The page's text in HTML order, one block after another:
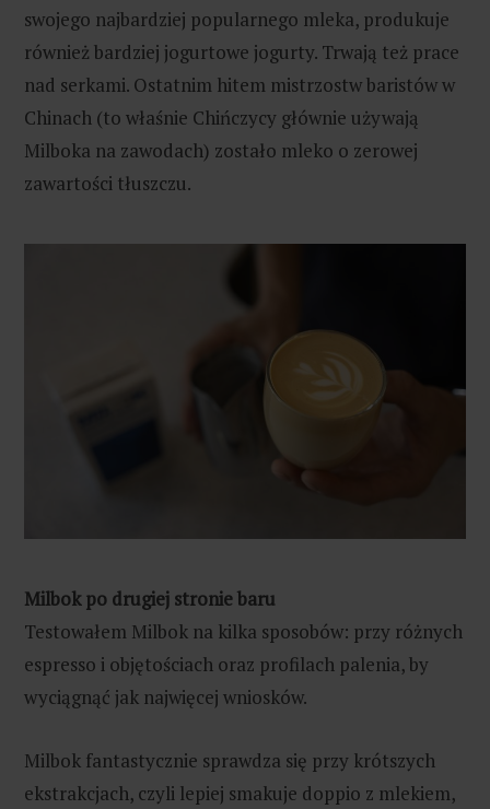
swojego najbardziej popularnego mleka, produkuje
również bardziej jogurtowe jogurty. Trwają też prace
nad serkami. Ostatnim hitem mistrzostw baristów w
Chinach (to właśnie Chińczycy głównie używają
Milboka na zawodach) zostało mleko o zerowej
zawartości tłuszczu.
Milbok po drugiej stronie baru
Testowałem Milbok na kilka sposobów: przy różnych
espresso i objętościach oraz profilach palenia, by
wyciągnąć jak najwięcej wniosków.
Milbok fantastycznie sprawdza się przy krótszych
ekstrakcjach, czyli lepiej smakuje doppio z mlekiem,